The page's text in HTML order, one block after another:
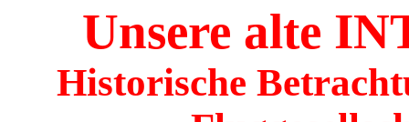
Unsere alte
Historische